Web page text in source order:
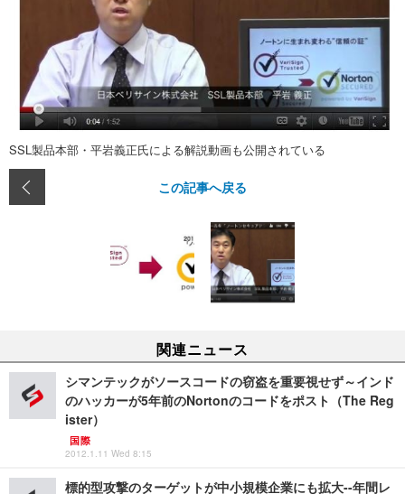
SSL製品本部・平岩義正氏による解説動画も公開されている
この記事へ戻る
関連ニュース
シマンテックがソースコードの窃盗を重要視せず～インド
のハッカーが5年前のNortonのコードをポスト（The Reg
ister）
国際
2012.1.11 Wed 8:15
標的型攻撃のターゲットが中小規模企業にも拡大--年間レ